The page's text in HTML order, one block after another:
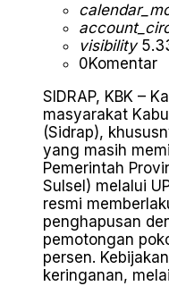
visibility
0Komentar
SIDRAP, KBK –
masyarakat
(Sidrap),
yang masih
Pemerintah
Sulsel) melalui
resmi
penghapusan
pemotongan
persen.
keringanan,